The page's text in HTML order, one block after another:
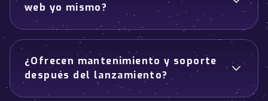
web yo mismo?
¿Ofrecen mantenimiento y soporte
después del lanzamiento?